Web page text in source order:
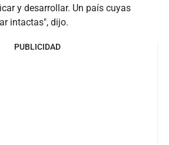
y desarrollar. Un país cuyas
intactas", dijo.
PUBLICIDAD